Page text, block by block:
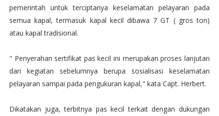
pemerintah untuk terciptanya keselamatan pelayaran pada
semua kapal, termasuk kapal kecil dibawa 7 GT ( gros ton)
atau kapal tradisional.
" Penyerahan sertifikat pas kecil ini merupakan proses lanjutan
dari kegiatan sebelumnya berupa sosialisasi keselamatan
pelayaran sampai pada pengukuran kapal," kata Capt. Herbert.
Dikatakan juga, terbitnya pas kecil terkait dengan dukungan